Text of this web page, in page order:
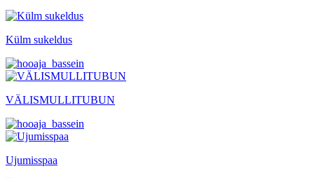
Külm sukeldus
VÄLISMULLITUBUN
Ujumisspaa